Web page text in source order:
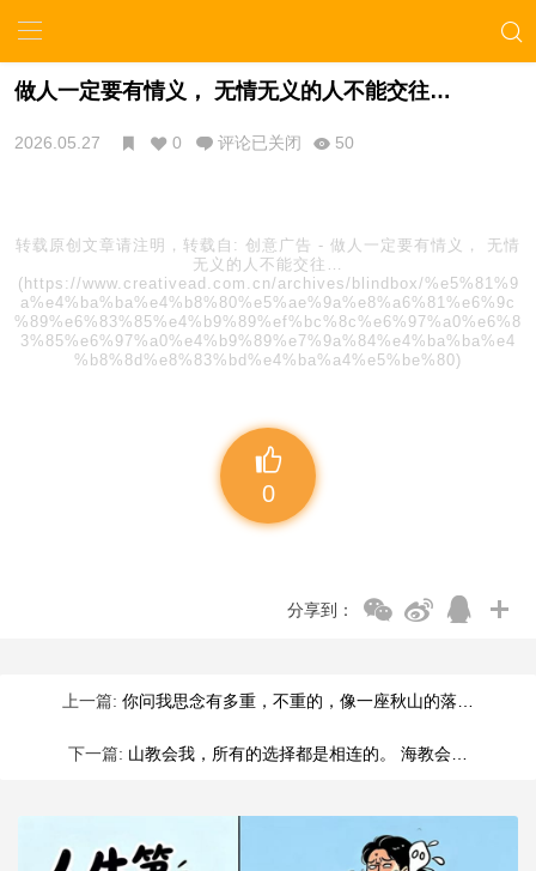
做人一定要有情义， 无情无义的人不能交往…
2026.05.27 0 评论已关闭 50
转载原创文章请注明，转载自: 创意广告 - 做人一定要有情义， 无情
无义的人不能交往…
(https://www.creativead.com.cn/archives/blindbox/%e5%81%9
a%e4%ba%ba%e4%b8%80%e5%ae%9a%e8%a6%81%e6%9c
%89%e6%83%85%e4%b9%89%ef%bc%8c%e6%97%a0%e6%8
3%85%e6%97%a0%e4%b9%89%e7%9a%84%e4%ba%ba%e4
%b8%8d%e8%83%bd%e4%ba%a4%e5%be%80)
0
分享到：
上一篇: 你问我思念有多重，不重的，像一座秋山的落…
下一篇: 山教会我，所有的选择都是相连的。 海教会…